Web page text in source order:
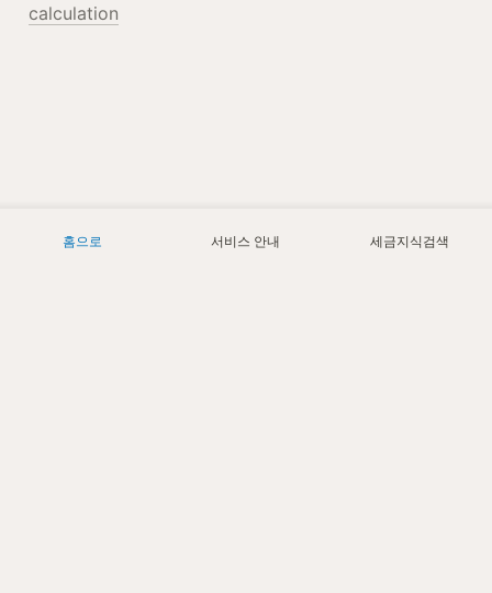
calculation
홈으로 서비스 안내 세금지식검색